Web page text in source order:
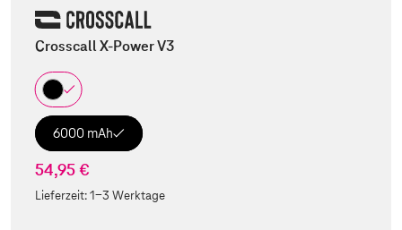
Crosscall X-Power V3
6000 mAh
54,95 €
Lieferzeit:1-3 Werktage